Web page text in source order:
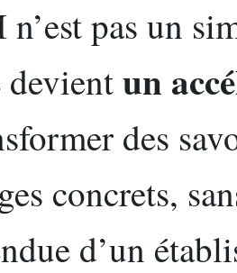
n’est pas un
devientun
des
concrets,
d’un